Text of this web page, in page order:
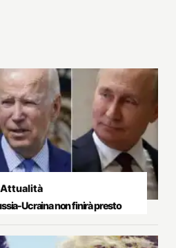
Attualità
Ucraina non finirà presto